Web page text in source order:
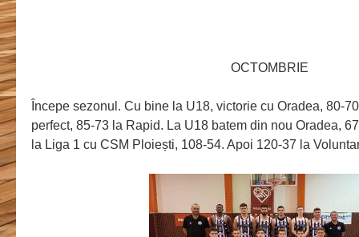
OCTOMBRIE
Începe sezonul. Cu bine la U18, victorie cu Oradea, 80-
perfect, 85-73 la Rapid. La U18 batem din nou Oradea,
la Liga 1 cu CSM Ploiești, 108-54. Apoi 120-37 la